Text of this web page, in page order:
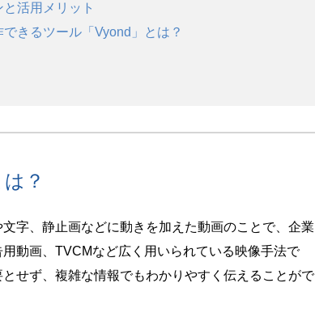
活用メリット
きるツール「Vyond」とは？
？
字、静止画などに動きを加えた動画のことで、企業
動画、TVCMなど広く用いられている映像手法で
せず、複雑な情報でもわかりやすく伝えることがで